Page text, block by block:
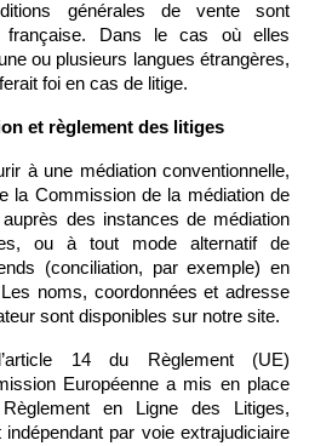
générales de vente sont
française. Dans le cas où elles
ou plusieurs langues étrangères,
foi en cas de litige.
et règlement des litiges
à une médiation conventionnelle,
la Commission de la médiation de
des instances de médiation
ou à tout mode alternatif de
(conciliation, par exemple) en
noms, coordonnées et adresse
sont disponibles sur notre site.
14 du Règlement (UE)
Européenne a mis en place
en Ligne des Litiges,
par voie extrajudiciaire